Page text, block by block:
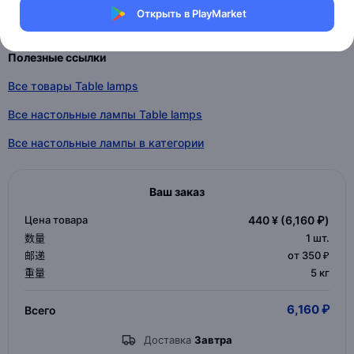
Открыть в PlayMarket
Индивидуальные параметры
Полезные ссылки
Все товары Table lamps
Все настольные лампы Table lamps
Все настольные лампы в категории
Ваш заказ
Цена товара 440 ¥ (6,160 ₽)
数量 1 шт.
邮递
от 350 ₽
重量
5 кг
Всего 6,160 ₽
Доставка Завтра